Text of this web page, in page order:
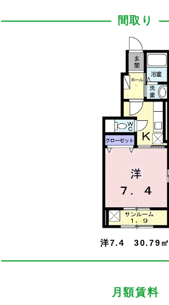
間取り
洋7.4 30.79㎡
月額賃料